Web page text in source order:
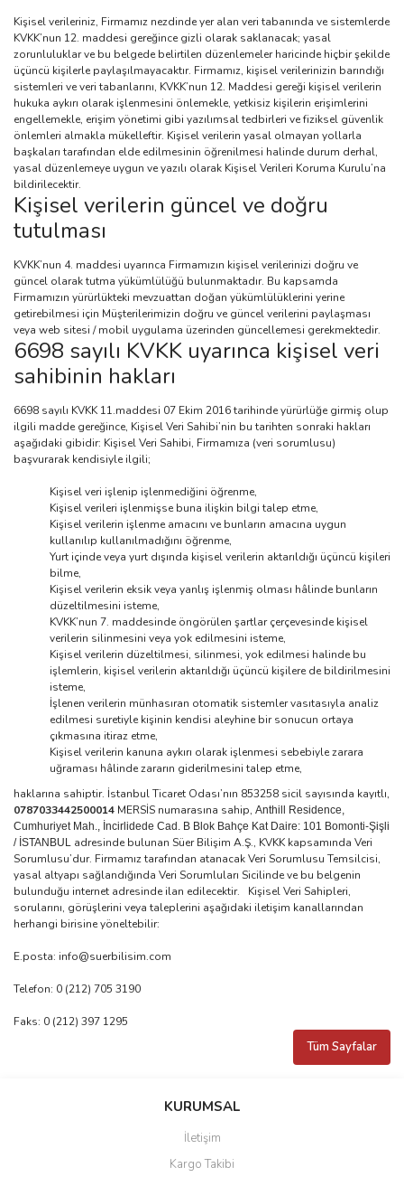
Kişisel verileriniz, Firmamız nezdinde yer alan veri tabanında ve sistemlerde
KVKK’nun 12. maddesi gereğince gizli olarak saklanacak; yasal
zorunluluklar ve bu belgede belirtilen düzenlemeler haricinde hiçbir şekilde
üçüncü kişilerle paylaşılmayacaktır. Firmamız, kişisel verilerinizin barındığı
sistemleri ve veri tabanlarını, KVKK’nun 12. Maddesi gereği kişisel verilerin
hukuka aykırı olarak işlenmesini önlemekle, yetkisiz kişilerin erişimlerini
engellemekle, erişim yönetimi gibi yazılımsal tedbirleri ve fiziksel güvenlik
önlemleri almakla mükelleftir. Kişisel verilerin yasal olmayan yollarla
başkaları tarafından elde edilmesinin öğrenilmesi halinde durum derhal,
yasal düzenlemeye uygun ve yazılı olarak Kişisel Verileri Koruma Kurulu’na
bildirilecektir.
Kişisel verilerin güncel ve doğru
tutulması
KVKK’nun 4. maddesi uyarınca Firmamızın kişisel verilerinizi doğru ve
güncel olarak tutma yükümlülüğü bulunmaktadır. Bu kapsamda
Firmamızın yürürlükteki mevzuattan doğan yükümlülüklerini yerine
getirebilmesi için Müşterilerimizin doğru ve güncel verilerini paylaşması
veya web sitesi / mobil uygulama üzerinden güncellemesi gerekmektedir.
6698 sayılı KVKK uyarınca kişisel veri
sahibinin hakları
6698 sayılı KVKK 11.maddesi 07 Ekim 2016 tarihinde yürürlüğe girmiş olup
ilgili madde gereğince, Kişisel Veri Sahibi’nin bu tarihten sonraki hakları
aşağıdaki gibidir: Kişisel Veri Sahibi, Firmamıza (veri sorumlusu)
başvurarak kendisiyle ilgili;
Kişisel veri işlenip işlenmediğini öğrenme,
Kişisel verileri işlenmişse buna ilişkin bilgi talep etme,
Kişisel verilerin işlenme amacını ve bunların amacına uygun
kullanılıp kullanılmadığını öğrenme,
Yurt içinde veya yurt dışında kişisel verilerin aktarıldığı üçüncü kişileri
bilme,
Kişisel verilerin eksik veya yanlış işlenmiş olması hâlinde bunların
düzeltilmesini isteme,
KVKK’nun 7. maddesinde öngörülen şartlar çerçevesinde kişisel
verilerin silinmesini veya yok edilmesini isteme,
Kişisel verilerin düzeltilmesi, silinmesi, yok edilmesi halinde bu
işlemlerin, kişisel verilerin aktarıldığı üçüncü kişilere de bildirilmesini
isteme,
İşlenen verilerin münhasıran otomatik sistemler vasıtasıyla analiz
edilmesi suretiyle kişinin kendisi aleyhine bir sonucun ortaya
çıkmasına itiraz etme,
Kişisel verilerin kanuna aykırı olarak işlenmesi sebebiyle zarara
uğraması hâlinde zararın giderilmesini talep etme,
haklarına sahiptir. İstanbul Ticaret Odası’nın 853258 sicil sayısında kayıtlı,
0787033442500014 MERSİS numarasına sahip, Anthill Residence,
Cumhuriyet Mah., İncirlidede Cad. B Blok Bahçe Kat Daire: 101 Bomonti-Şişli
/ İSTANBUL adresinde bulunan Süer Bilişim A.Ş., KVKK kapsamında Veri
Sorumlusu’dur. Firmamız tarafından atanacak Veri Sorumlusu Temsilcisi,
yasal altyapı sağlandığında Veri Sorumluları Sicilinde ve bu belgenin
bulunduğu internet adresinde ilan edilecektir. Kişisel Veri Sahipleri,
sorularını, görüşlerini veya taleplerini aşağıdaki iletişim kanallarından
herhangi birisine yöneltebilir:
E.posta: info@suerbilisim.com
Telefon: 0 (212) 705 3190
Faks: 0 (212) 397 1295
Tüm Sayfalar
KURUMSAL
İletişim
Kargo Takibi